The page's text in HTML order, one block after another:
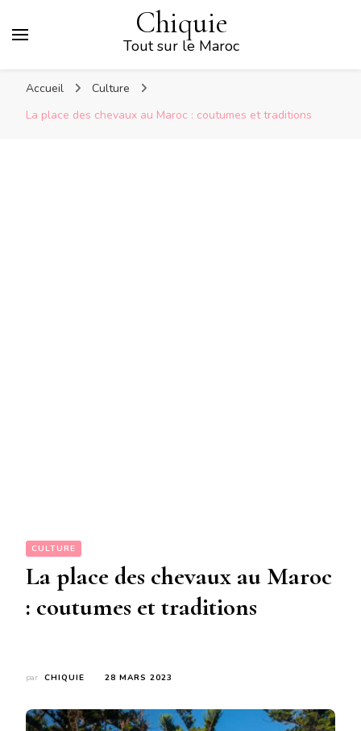
Chiquie
Tout sur le Maroc
Accueil
Culture
La place des chevaux au Maroc : coutumes et traditions
CULTURE
La place des chevaux au Maroc
: coutumes et traditions
par CHIQUIE 28 MARS 2023